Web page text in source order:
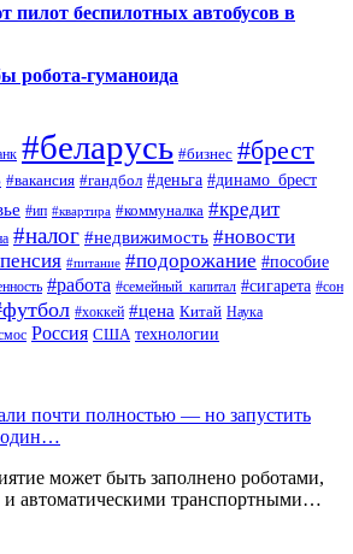
пилот беспилотных автобусов в
робота-гуманоида
#беларусь #бизнес #брест
#вакансия #гандбол #деньга #динамо_брест
#ип #квартира #коммуналка #кредит
#налог #недвижимость #новости
#питание #подорожание #пособие
#работа #семейный_капитал #сигарета #сон
#хоккей #цена Китай Наука
Россия США технологии
почти полностью — но запустить
один…
может быть заполнено роботами,
и автоматическими транспортными…